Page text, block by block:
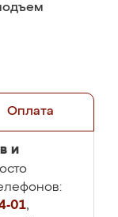
Оплата
и
01,